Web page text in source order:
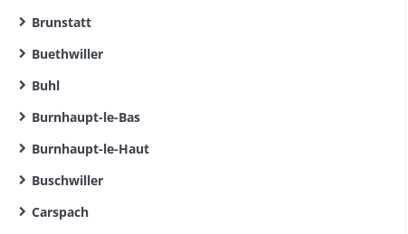
Brunstatt
Buethwiller
Buhl
Burnhaupt-le-Bas
Burnhaupt-le-Haut
Buschwiller
Carspach